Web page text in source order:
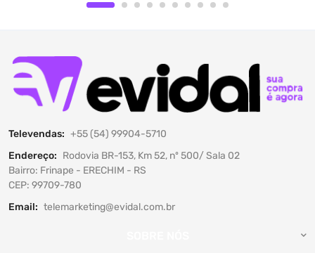
Televendas: +55 (54) 99904-5710
Endereço: Rodovia BR-153, Km 52, nº 500/ Sala 02
Bairro: Frinape - ERECHIM - RS
CEP: 99709-780
Email: telemarketing@evidal.com.br